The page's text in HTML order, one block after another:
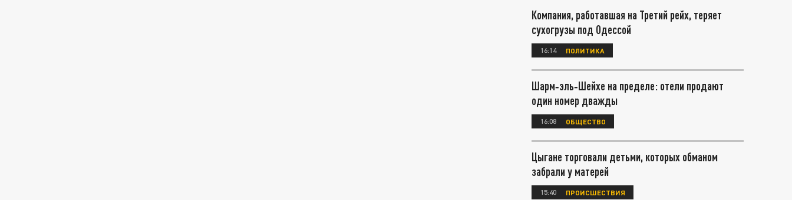
Компания, работавшая на Третий рейх, теряет
сухогрузы под Одессой
16:14 ПОЛИТИКА
Шарм‑эль‑Шейхе на пределе: отели продают
один номер дважды
16:08 ОБЩЕСТВО
Цыгане торговали детьми, которых обманом
забрали у матерей
15:40 ПРОИСШЕСТВИЯ